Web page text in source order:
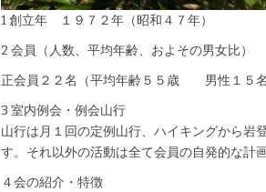
1 創立年 １９７２年（昭和４７年）
2 会員（人数、平均年齢、およその男女比）
正会員２２名（平均年齢５５歳 男性１５
3 室内例会・例会山行
山行は月１回の定例山行、ハイキングから岩
す。それ以外の活動は全て会員の自発的な計
４会の紹介・特徴